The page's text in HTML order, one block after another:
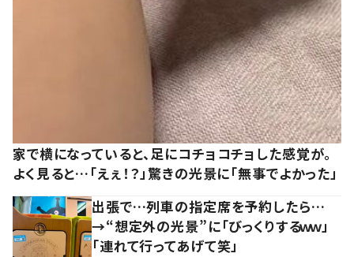
家で横になっていると、足にコチョコチョした感覚が。
よく見ると…「えぇ！？」驚きの光景に「無事でよかった」
出張で…列車の指定席を予約したら…
→“想定外の光景”に「びっくりするｗｗ」
「連れて行ってあげて笑」